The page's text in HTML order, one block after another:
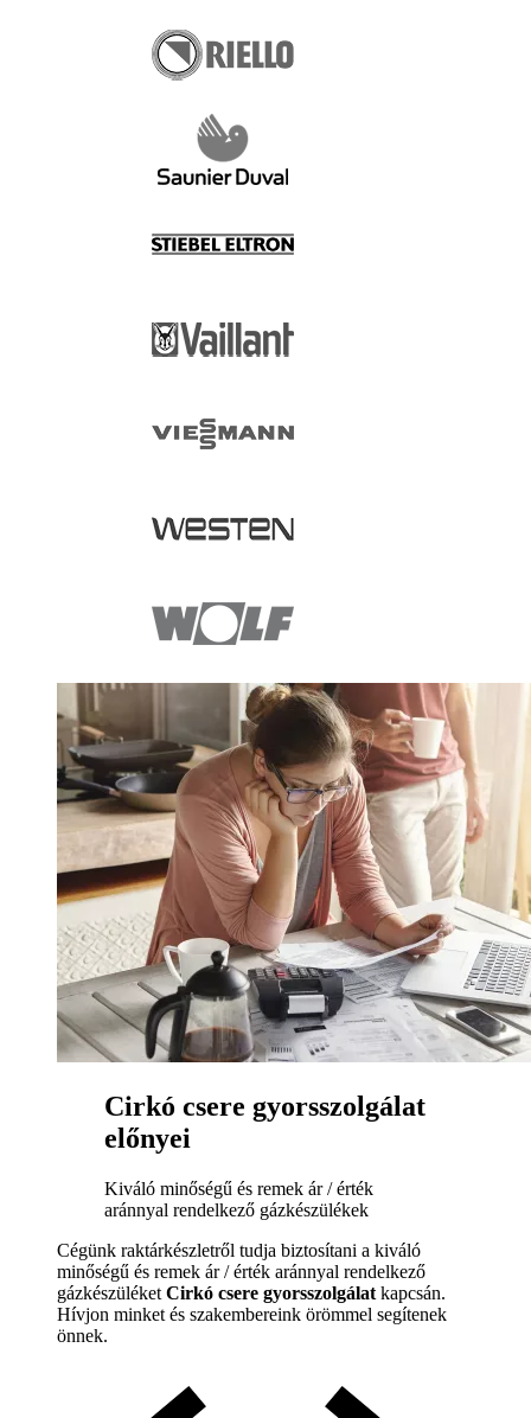
Cirkó csere gyorsszolgálat
előnyei
Kiváló minőségű és remek ár / érték
aránnyal rendelkező gázkészülékek
Cégünk raktárkészletről tudja biztosítani a kiváló
minőségű és remek ár / érték aránnyal rendelkező
gázkészüléket Cirkó csere gyorsszolgálat kapcsán.
Hívjon minket és szakembereink örömmel segítenek
önnek.